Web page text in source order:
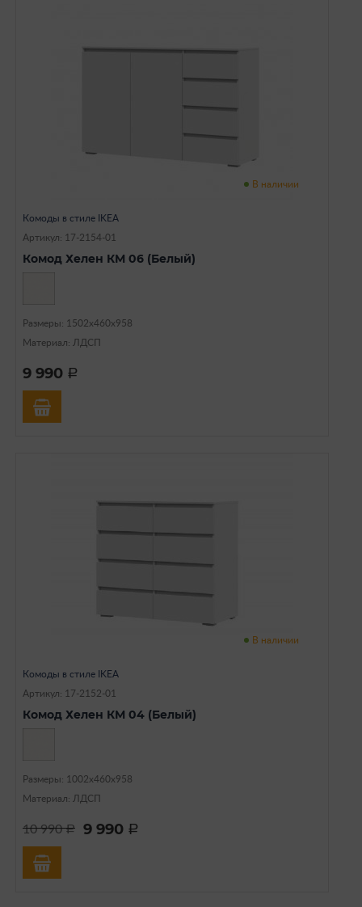
В наличии
Комоды в стиле IKEA
Артикул: 17-2154-01
Комод Хелен КМ 06 (Белый)
Размеры: 1502х460х958
Материал: ЛДСП
9 990 a
В наличии
Комоды в стиле IKEA
Артикул: 17-2152-01
Комод Хелен КМ 04 (Белый)
Размеры: 1002х460х958
Материал: ЛДСП
10 990a 9 990 a